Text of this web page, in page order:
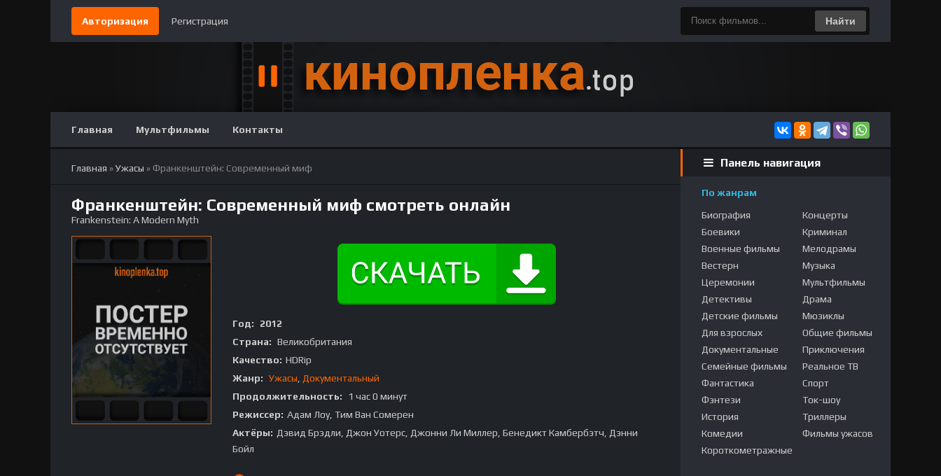
Авторизация Регистрация Найти
Главная Мультфильмы Контакты
Главная »Ужасы » Франкенштейн: Современный миф
Франкенштейн: Современный миф смотреть онлайн
Frankenstein: A Modern Myth
Год:
2012
Страна: Великобритания
Качество: HDRip
Жанр: Ужасы
Документальный
Продолжительность:
1 час 0 минут
Режиссер: Адам Лоу, Тим Ван Сомерен
Актёры: Дэвид Брэдли, Джон Уотерс, Джонни Ли Миллер, Бенедикт Камбербэтч, Дэнни
Бойл
Панель навигация
По жанрам
Биография
Боевики
Военные фильмы
Вестерн
Церемонии
Детективы
Детские фильмы
Для взрослых
Документальные
Семейные фильмы
Фантастика
Фэнтези
История
Комедии
Короткометражные
Концерты
Криминал
Мелодрамы
Музыка
Мультфильмы
Драма
Мюзиклы
Общие фильмы
Приключения
Реальное ТВ
Спорт
Ток-шоу
Триллеры
Фильмы ужасов